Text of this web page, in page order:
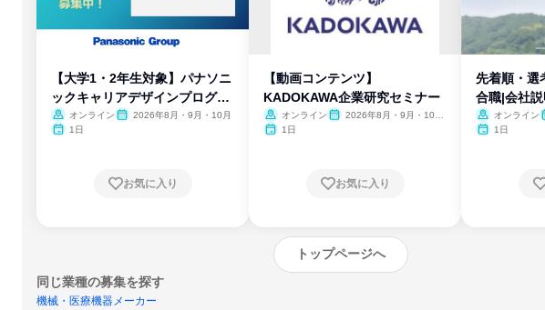
【大学1・2年生対象】パナソニ
ックキャリアデザインプログラ
ム
オンライン
2026年8月・9月・10月
1日
お気に入り
【動画コンテンツ】
KADOKAWA企業研究セミナー
オンライン
2026年8月・9月・10
1日
お気に入り
先着順・選
合職|会社
オンライン
1日
トップページへ
同じ業種の募集を探す
機械・医療機器メーカー